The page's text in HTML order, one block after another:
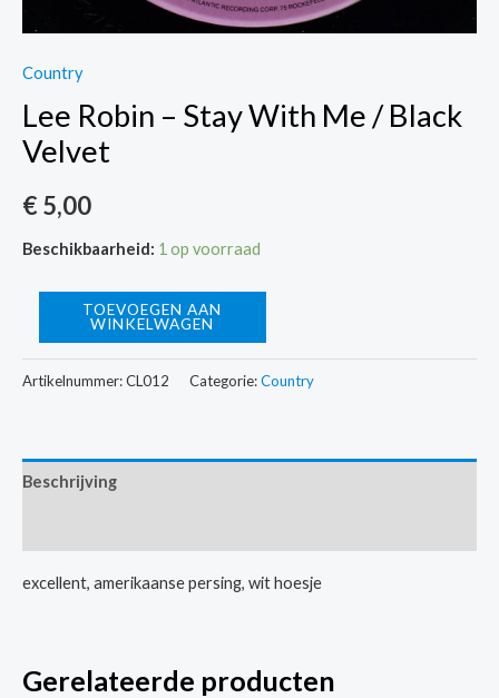
Country
Lee Robin – Stay With Me / Black
Velvet
€5,00
Beschikbaarheid: 1 op voorraad
-
Me
/
aantal
TOEVOEGEN AAN
WINKELWAGEN
Artikelnummer:CL012 Categorie:Country
Beschrijving
excellent, amerikaanse persing, wit hoesje
Gerelateerde producten